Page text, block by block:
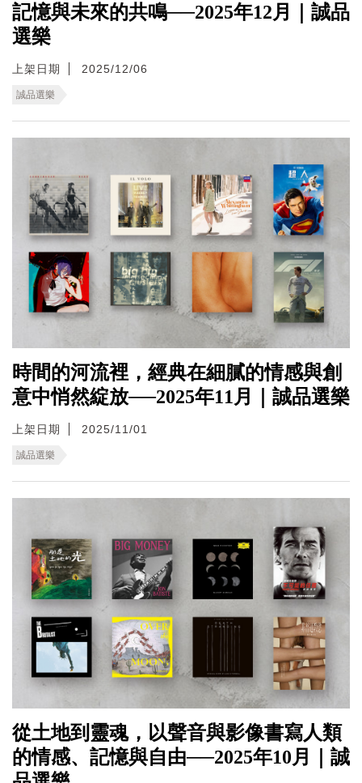
記憶與未來的共鳴──2025年12月｜誠品
選樂
上架日期 2025/12/06
誠品選樂
時間的河流裡，經典在細膩的情感與創
意中悄然綻放──2025年11月｜誠品選樂
上架日期 2025/11/01
誠品選樂
從土地到靈魂，以聲音與影像書寫人類
的情感、記憶與自由──2025年10月｜誠